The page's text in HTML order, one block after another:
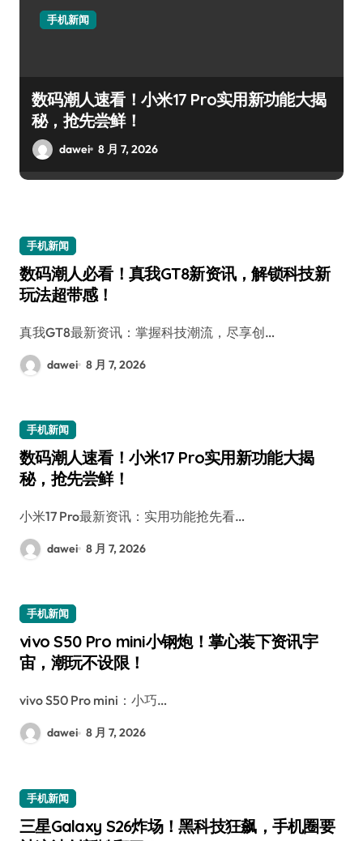
手机新闻
数码潮人速看！小米17 Pro实用新功能大揭
秘，抢先尝鲜！
dawei 8 月 7, 2026
手机新闻
数码潮人必看！真我GT8新资讯，解锁科技新
玩法超带感！
真我GT8最新资讯：掌握科技潮流，尽享创…
dawei 8 月 7, 2026
手机新闻
数码潮人速看！小米17 Pro实用新功能大揭
秘，抢先尝鲜！
小米17 Pro最新资讯：实用功能抢先看…
dawei 8 月 7, 2026
手机新闻
vivo S50 Pro mini小钢炮！掌心装下资讯宇
宙，潮玩不设限！
vivo S50 Pro mini：小巧…
dawei 8 月 7, 2026
手机新闻
三星Galaxy S26炸场！黑科技狂飙，手机圈要